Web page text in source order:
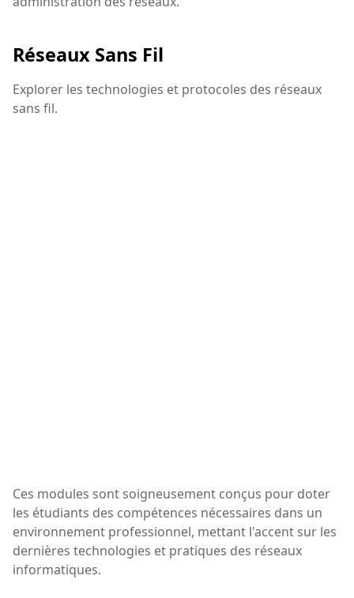
Réseaux Sans Fil
Explorer les technologies et protocoles des réseaux
sans fil.
Ces modules sont soigneusement conçus pour doter
les étudiants des compétences nécessaires dans un
environnement professionnel, mettant l'accent sur les
dernières technologies et pratiques des réseaux
informatiques.